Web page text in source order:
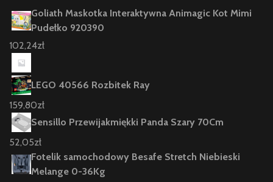
Goliath Maskotka Interaktywna Animagic Kot Mimi
Pudełko 920390
102,24zł
LEGO 40566 Rozbitek Ray
159,80zł
Sensillo Przewijakmiękki Panda Szary 70Cm
52,05zł
Fotelik samochodowy Besafe Stretch Niebieski
Melange 0-36Kg